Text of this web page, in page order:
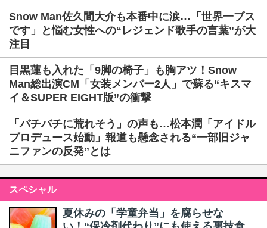
Snow Man佐久間大介も本番中に涙…「世界一ブス
です」と悩む女性への“レジェンド歌手の言葉”が大
注目
目黒蓮も入れた「9脚の椅子」も胸アツ！Snow
Man総出演CM「女装メンバー2人」で蘇る“キスマ
イ＆SUPER EIGHT版”の衝撃
「バチバチに荒れそう」の声も…松本潤「アイドル
プロデュース始動」報道も懸念される“一部旧ジャ
ニファンの反発”とは
スペシャル
夏休みの「学童弁当」を腐らせな